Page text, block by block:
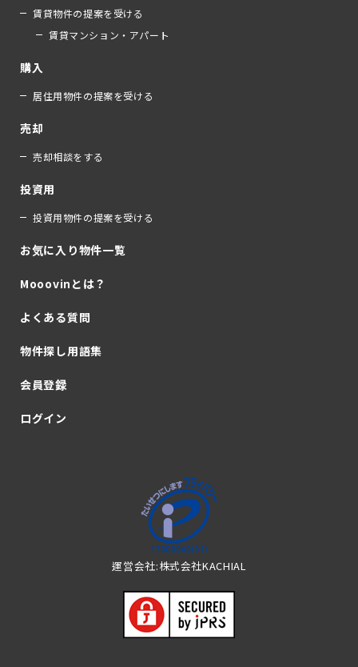
賃貸物件の提案を受ける
賃貸マンション・アパート
購入
居住用物件の提案を受ける
売却
売却相談をする
投資用
投資用物件の提案を受ける
お気に入り物件一覧
Mooovinとは？
よくある質問
物件探し用語集
会員登録
ログイン
運営会社:株式会社KACHIAL